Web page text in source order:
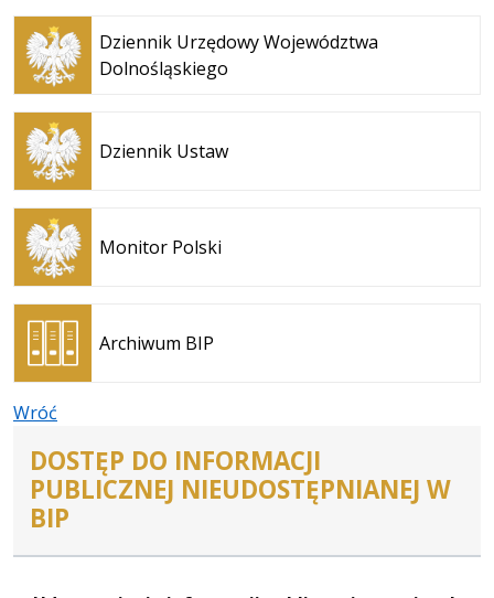
Dziennik Urzędowy Województwa
Dolnośląskiego
Otwiera
się w
nowej
karcie
Dziennik Ustaw
Otwiera
się w
nowej
karcie
Monitor Polski
Otwiera
się w
nowej
karcie
Archiwum BIP
Otwiera
się w
nowej
karcie
Wróć
DOSTĘP DO INFORMACJI
PUBLICZNEJ NIEUDOSTĘPNIANEJ W
BIP